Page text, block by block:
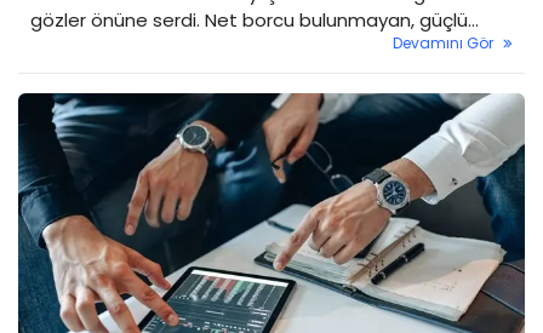
gözler önüne serdi. Net borcu bulunmayan, güçlü
nakit akışı yaratan ve sermaye getirisi (ROIC) yüksek
firmaların öne çıktığı son çalışma, borsada finansal
disiplini koruyan şirketlerin sürdürülebilir büyüme
dönemine geçtiğini gösteriyor.
Devamını Gör